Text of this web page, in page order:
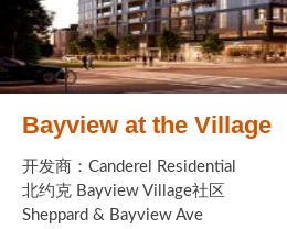
Bayview at the Village
开发商：Canderel Residential
北约克 Bayview Village社区
Sheppard & Bayview Ave